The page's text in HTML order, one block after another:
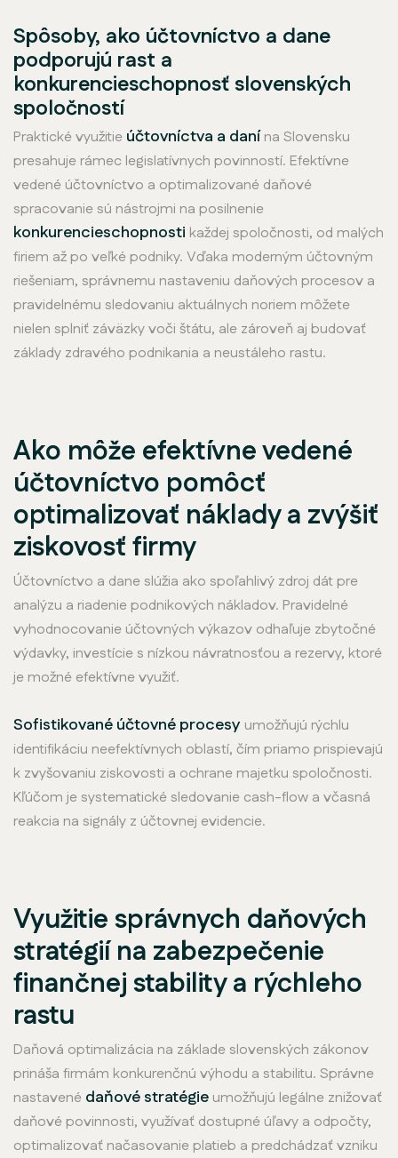
Spôsoby, ako účtovníctvo a dane
podporujú rast a
konkurencieschopnosť slovenských
spoločností
Praktické využitie účtovníctva a danína Slovensku
presahuje rámec legislatívnych povinností. Efektívne
vedené účtovníctvo a optimalizované daňové
spracovanie sú nástrojmi na posilnenie
konkurencieschopnosti každej spoločnosti, od malých
firiem až po veľké podniky. Vďaka moderným účtovným
riešeniam, správnemu nastaveniu daňových procesov a
pravidelnému sledovaniu aktuálnych noriem môžete
nielen splniť záväzky voči štátu, ale zároveň aj budovať
základy zdravého podnikania a neustáleho rastu.
Ako môže efektívne vedené
účtovníctvo pomôcť
optimalizovať náklady a zvýšiť
ziskovosť firmy
Účtovníctvo a dane slúžia ako spoľahlivý zdroj dát pre
analýzu a riadenie podnikových nákladov. Pravidelné
vyhodnocovanie účtovných výkazov odhaľuje zbytočné
výdavky, investície s nízkou návratnosťou a rezervy, ktoré
je možné efektívne využiť.
Sofistikované účtovné procesy umožňujú rýchlu
identifikáciu neefektívnych oblastí, čím priamo prispievajú
k zvyšovaniu ziskovosti a ochrane majetku spoločnosti.
Kľúčom je systematické sledovanie cash-flow a včasná
reakcia na signály z účtovnej evidencie.
Využitie správnych daňových
stratégií na zabezpečenie
finančnej stability a rýchleho
rastu
Daňová optimalizácia na základe slovenských zákonov
prináša firmám konkurenčnú výhodu a stabilitu. Správne
nastavené daňové stratégie umožňujú legálne znižovať
daňové povinnosti, využívať dostupné úľavy a odpočty,
optimalizovať načasovanie platieb a predchádzať vzniku